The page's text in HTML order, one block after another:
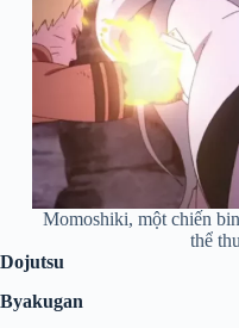
Momoshiki, một chiến
thể
Dojutsu
Byakugan